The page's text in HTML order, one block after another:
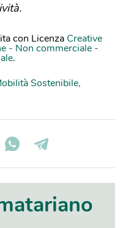
con Licenza Creative
- Non commerciale -
.
Sostenibile,